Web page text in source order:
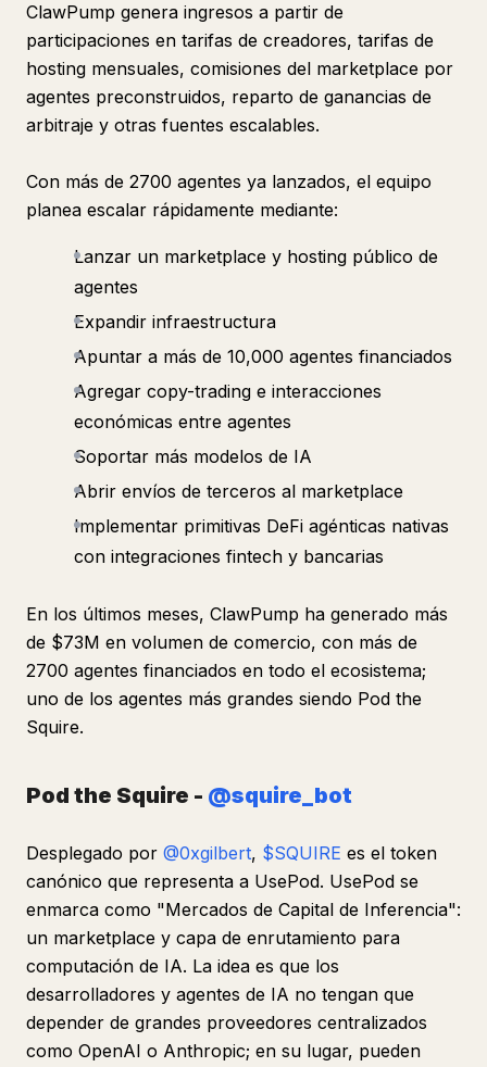
ClawPump genera ingresos a partir de
participaciones en tarifas de creadores, tarifas de
hosting mensuales, comisiones del marketplace por
agentes preconstruidos, reparto de ganancias de
arbitraje y otras fuentes escalables.
Con más de 2700 agentes ya lanzados, el equipo
planea escalar rápidamente mediante:
Lanzar un marketplace y hosting público de
agentes
Expandir infraestructura
Apuntar a más de 10,000 agentes financiados
Agregar copy-trading e interacciones
económicas entre agentes
Soportar más modelos de IA
Abrir envíos de terceros al marketplace
Implementar primitivas DeFi agénticas nativas
con integraciones fintech y bancarias
En los últimos meses, ClawPump ha generado más
de $73M en volumen de comercio, con más de
2700 agentes financiados en todo el ecosistema;
uno de los agentes más grandes siendo Pod the
Squire.
Pod the Squire - @squire_bot
Desplegado por @0xgilbert, $SQUIRE es el token
canónico que representa a UsePod. UsePod se
enmarca como "Mercados de Capital de Inferencia":
un marketplace y capa de enrutamiento para
computación de IA. La idea es que los
desarrolladores y agentes de IA no tengan que
depender de grandes proveedores centralizados
como OpenAI o Anthropic; en su lugar, pueden